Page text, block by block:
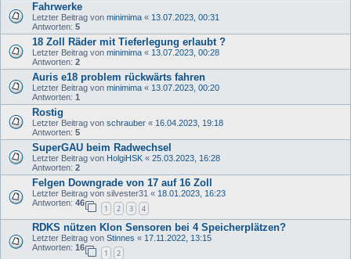
Fahrwerke
Letzter Beitrag von minimima « 13.07.2023, 00:31
Antworten: 5
18 Zoll Räder mit Tieferlegung erlaubt ?
Letzter Beitrag von minimima « 13.07.2023, 00:28
Antworten: 2
Auris e18 problem rückwärts fahren
Letzter Beitrag von minimima « 13.07.2023, 00:20
Antworten: 1
Rostig
Letzter Beitrag von schrauber « 16.04.2023, 19:18
Antworten: 5
SuperGAU beim Radwechsel
Letzter Beitrag von HolgiHSK « 25.03.2023, 16:28
Antworten: 2
Felgen Downgrade von 17 auf 16 Zoll
Letzter Beitrag von silvester31 « 18.01.2023, 16:23
Antworten: 46
1 2 3 4
RDKS nützen Klon Sensoren bei 4 Speicherplätzen?
Letzter Beitrag von Stinnes « 17.11.2022, 13:15
Antworten: 16
1 2